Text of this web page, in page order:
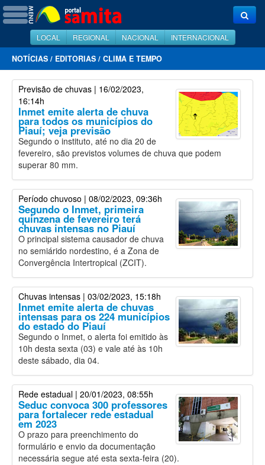
LOCAL REGIONAL NACIONAL INTERNACIONAL
NOTÍCIAS / EDITORIAS / CLIMA E TEMPO
Previsão de chuvas | 16/02/2023,
16:14h
Inmet emite alerta de chuva
para todos os municípios do
Piauí; veja previsão
Segundo o instituto, até no dia 20 de
fevereiro, são previstos volumes de chuva que podem
superar 80 mm.
Período chuvoso | 08/02/2023, 09:36h
Segundo o Inmet, primeira
quinzena de fevereiro terá
chuvas intensas no Piauí
O principal sistema causador de chuva
no semiárido nordestino, é a Zona de
Convergência Intertropical (ZCIT).
Chuvas intensas | 03/02/2023, 15:18h
Inmet emite alerta de chuvas
intensas para os 224 municípios
do estado do Piauí
Segundo o Inmet, o alerta foi emitido às
10h desta sexta (03) e vale até às 10h
deste sábado, dia 04.
Rede estadual | 20/01/2023, 08:55h
Seduc convoca 300 professores
para fortalecer rede estadual
em 2023
O prazo para preenchimento do
formulário e envio da documentação
necessária segue até esta sexta-feira (20).